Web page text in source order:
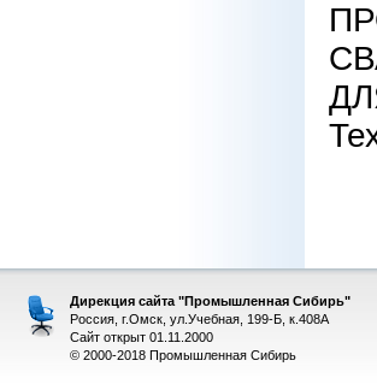
Дирекция сайта "Промышленная Сибирь"
Россия, г.Омск, ул.Учебная, 199-Б, к.408А
Сайт открыт 01.11.2000
© 2000-2018 Промышленная Сибирь